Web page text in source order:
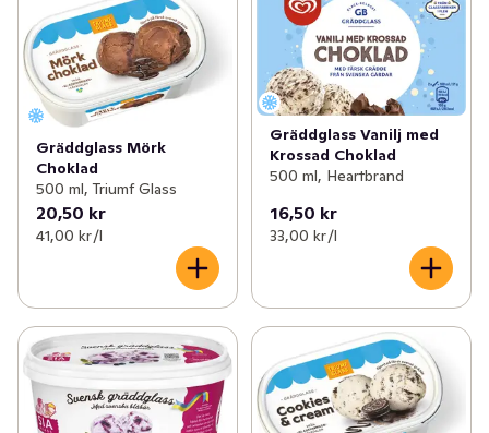
Gräddglass Mörk
Choklad
500 ml, Triumf Glass
20,50 kr
41,00 kr /l
Gräddglass Vanilj med
Krossad Choklad
500 ml, Heartbrand
16,50 kr
33,00 kr /l